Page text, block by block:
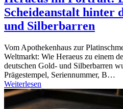
Scheideanstalt hinter
und Silberbarren
Vom Apothekenhaus zur
Weltmarkt: Wie Heraeus zu einem
deutschen Gold- und Silberbarren
Prägestempel, Seriennummer, B…
Weiterlesen